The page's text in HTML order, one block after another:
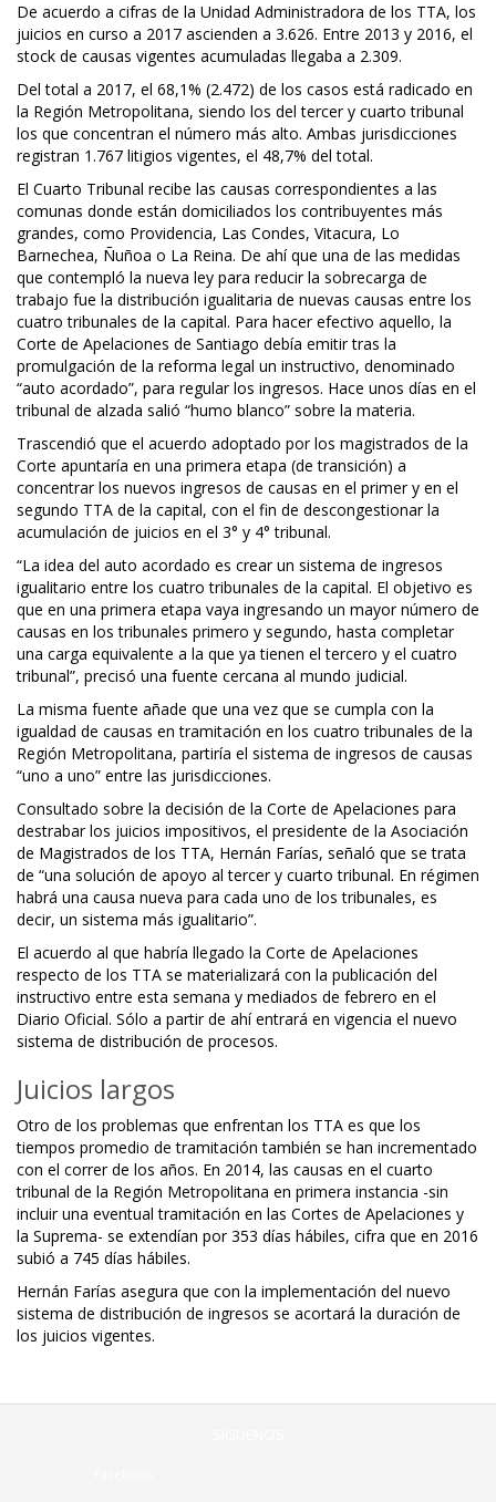
De acuerdo a cifras de la Unidad Administradora de los TTA, los
juicios en curso a 2017 ascienden a 3.626. Entre 2013 y 2016, el
stock de causas vigentes acumuladas llegaba a 2.309.
Del total a 2017, el 68,1% (2.472) de los casos está radicado en
la Región Metropolitana, siendo los del tercer y cuarto tribunal
los que concentran el número más alto. Ambas jurisdicciones
registran 1.767 litigios vigentes, el 48,7% del total.
El Cuarto Tribunal recibe las causas correspondientes a las
comunas donde están domiciliados los contribuyentes más
grandes, como Providencia, Las Condes, Vitacura, Lo
Barnechea, Ñuñoa o La Reina. De ahí que una de las medidas
que contempló la nueva ley para reducir la sobrecarga de
trabajo fue la distribución igualitaria de nuevas causas entre los
cuatro tribunales de la capital. Para hacer efectivo aquello, la
Corte de Apelaciones de Santiago debía emitir tras la
promulgación de la reforma legal un instructivo, denominado
“auto acordado”, para regular los ingresos. Hace unos días en el
tribunal de alzada salió “humo blanco” sobre la materia.
Trascendió que el acuerdo adoptado por los magistrados de la
Corte apuntaría en una primera etapa (de transición) a
concentrar los nuevos ingresos de causas en el primer y en el
segundo TTA de la capital, con el fin de descongestionar la
acumulación de juicios en el 3° y 4° tribunal.
“La idea del auto acordado es crear un sistema de ingresos
igualitario entre los cuatro tribunales de la capital. El objetivo es
que en una primera etapa vaya ingresando un mayor número de
causas en los tribunales primero y segundo, hasta completar
una carga equivalente a la que ya tienen el tercero y el cuatro
tribunal”, precisó una fuente cercana al mundo judicial.
La misma fuente añade que una vez que se cumpla con la
igualdad de causas en tramitación en los cuatro tribunales de la
Región Metropolitana, partiría el sistema de ingresos de causas
“uno a uno” entre las jurisdicciones.
Consultado sobre la decisión de la Corte de Apelaciones para
destrabar los juicios impositivos, el presidente de la Asociación
de Magistrados de los TTA, Hernán Farías, señaló que se trata
de “una solución de apoyo al tercer y cuarto tribunal. En régimen
habrá una causa nueva para cada uno de los tribunales, es
decir, un sistema más igualitario”.
El acuerdo al que habría llegado la Corte de Apelaciones
respecto de los TTA se materializará con la publicación del
instructivo entre esta semana y mediados de febrero en el
Diario Oficial. Sólo a partir de ahí entrará en vigencia el nuevo
sistema de distribución de procesos.
Juicios largos
Otro de los problemas que enfrentan los TTA es que los
tiempos promedio de tramitación también se han incrementado
con el correr de los años. En 2014, las causas en el cuarto
tribunal de la Región Metropolitana en primera instancia -sin
incluir una eventual tramitación en las Cortes de Apelaciones y
la Suprema- se extendían por 353 días hábiles, cifra que en 2016
subió a 745 días hábiles.
Hernán Farías asegura que con la implementación del nuevo
sistema de distribución de ingresos se acortará la duración de
los juicios vigentes.